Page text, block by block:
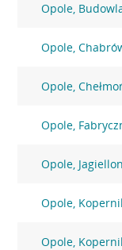
Opole,
Opole,
Opole,
Opole,
Opole,
Opole,
Opole,